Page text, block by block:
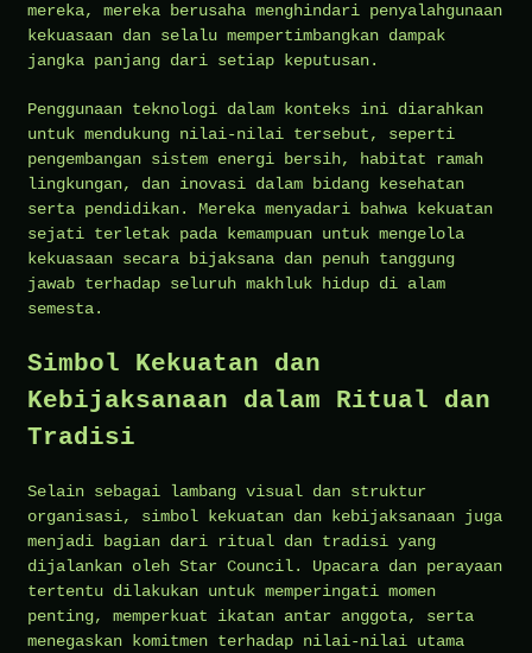
mereka, mereka berusaha menghindari penyalahgunaan
kekuasaan dan selalu mempertimbangkan dampak
jangka panjang dari setiap keputusan.
Penggunaan teknologi dalam konteks ini diarahkan
untuk mendukung nilai-nilai tersebut, seperti
pengembangan sistem energi bersih, habitat ramah
lingkungan, dan inovasi dalam bidang kesehatan
serta pendidikan. Mereka menyadari bahwa kekuatan
sejati terletak pada kemampuan untuk mengelola
kekuasaan secara bijaksana dan penuh tanggung
jawab terhadap seluruh makhluk hidup di alam
semesta.
Simbol Kekuatan dan
Kebijaksanaan dalam Ritual dan
Tradisi
Selain sebagai lambang visual dan struktur
organisasi, simbol kekuatan dan kebijaksanaan juga
menjadi bagian dari ritual dan tradisi yang
dijalankan oleh Star Council. Upacara dan perayaan
tertentu dilakukan untuk memperingati momen
penting, memperkuat ikatan antar anggota, serta
menegaskan komitmen terhadap nilai-nilai utama